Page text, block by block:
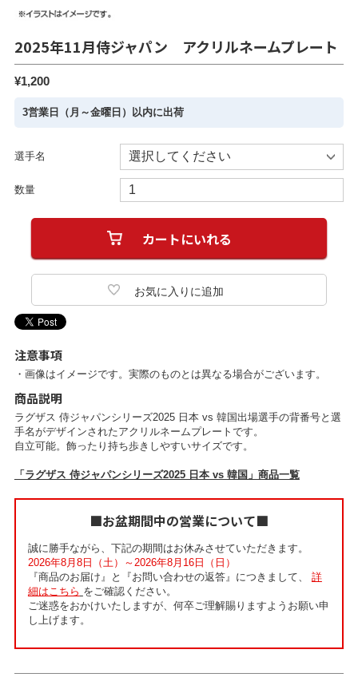
2025年11月侍ジャパン アクリルネームプレート
¥1,200
3営業日（月～金曜日）以内に出荷
選手名
数量
注意事項
・画像はイメージです。実際のものとは異なる場合がございます。
商品説明
ラグザス 侍ジャパンシリーズ2025 日本 vs 韓国出場選手の背番号と選
手名がデザインされたアクリルネームプレートです。
自立可能。飾ったり持ち歩きしやすいサイズです。
「ラグザス 侍ジャパンシリーズ2025 日本 vs 韓国」商品一覧
■お盆期間中の営業について■
誠に勝手ながら、下記の期間はお休みさせていただきます。
2026年8月8日（土）～2026年8月16日（日）
『商品のお届け』と『お問い合わせの返答』につきまして、 詳
細はこちら をご確認ください。
ご迷惑をおかけいたしますが、何卒ご理解賜りますようお願い申
し上げます。